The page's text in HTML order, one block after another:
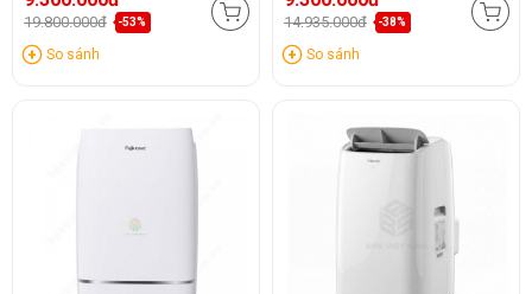
19.800.000đ -53%
So sánh
14.935.000đ -38%
So sánh